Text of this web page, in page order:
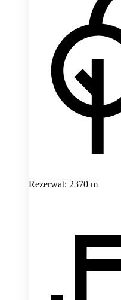
Rezerwat: 2370 m